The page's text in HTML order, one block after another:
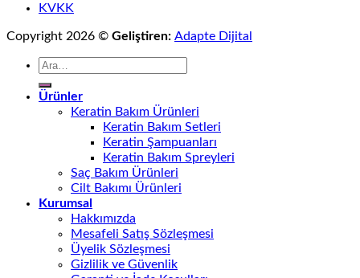
KVKK
Copyright 2026 © Geliştiren: Adapte Dijital
Ara:
Ürünler
Keratin Bakım Ürünleri
Keratin Bakım Setleri
Keratin Şampuanları
Keratin Bakım Spreyleri
Saç Bakım Ürünleri
Cilt Bakımı Ürünleri
Kurumsal
Hakkımızda
Mesafeli Satış Sözleşmesi
Üyelik Sözleşmesi
Gizlilik ve Güvenlik